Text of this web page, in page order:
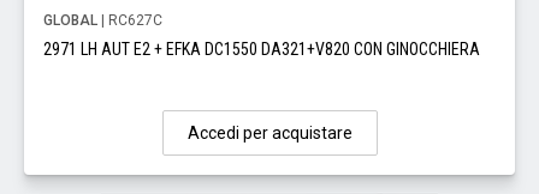
GLOBAL | RC627C
2971 LH AUT E2 + EFKA DC1550 DA321+V820 CON GINOCCHIERA
Accedi per acquistare